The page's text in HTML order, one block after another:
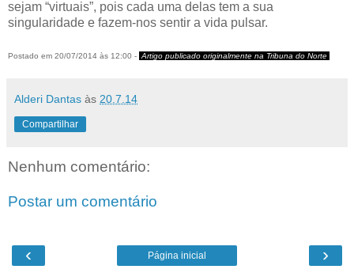
sejam “virtuais”, pois cada uma delas tem a sua
singularidade e fazem-nos sentir a vida pulsar.
Postado em 20/07/2014 às 12:00 - Artigo publicado originalmente na Tribuna do Norte
Alderi Dantas às 20.7.14
Compartilhar
Nenhum comentário:
Postar um comentário
‹ ›
Página inicial